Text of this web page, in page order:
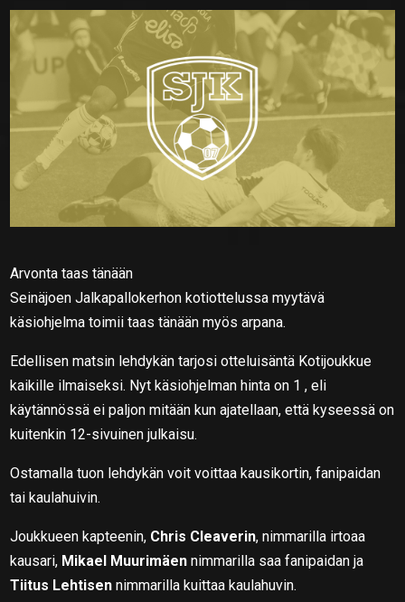
Arvonta taas tänään
Seinäjoen Jalkapallokerhon kotiottelussa myytävä
käsiohjelma toimii taas tänään myös arpana.
Edellisen matsin lehdykän tarjosi otteluisäntä Kotijoukkue
kaikille ilmaiseksi. Nyt käsiohjelman hinta on 1 , eli
käytännössä ei paljon mitään kun ajatellaan, että kyseessä on
kuitenkin 12-sivuinen julkaisu.
Ostamalla tuon lehdykän voit voittaa kausikortin, fanipaidan
tai kaulahuivin.
Joukkueen kapteenin, Chris Cleaverin, nimmarilla irtoaa
kausari, Mikael Muurimäen nimmarilla saa fanipaidan ja
Tiitus Lehtisen nimmarilla kuittaa kaulahuvin.